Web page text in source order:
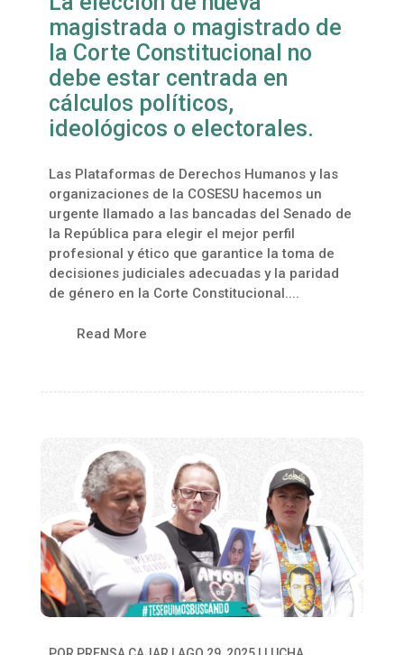
magistrada o magistrado de
la Corte Constitucional no
debe estar centrada en
cálculos políticos,
ideológicos o electorales.
Las Plataformas de Derechos Humanos y las
organizaciones de la COSESU hacemos un
urgente llamado a las bancadas del Senado de
la República para elegir el mejor perfil
profesional y ético que garantice la toma de
decisiones judiciales adecuadas y la paridad
de género en la Corte Constitucional....
Read More